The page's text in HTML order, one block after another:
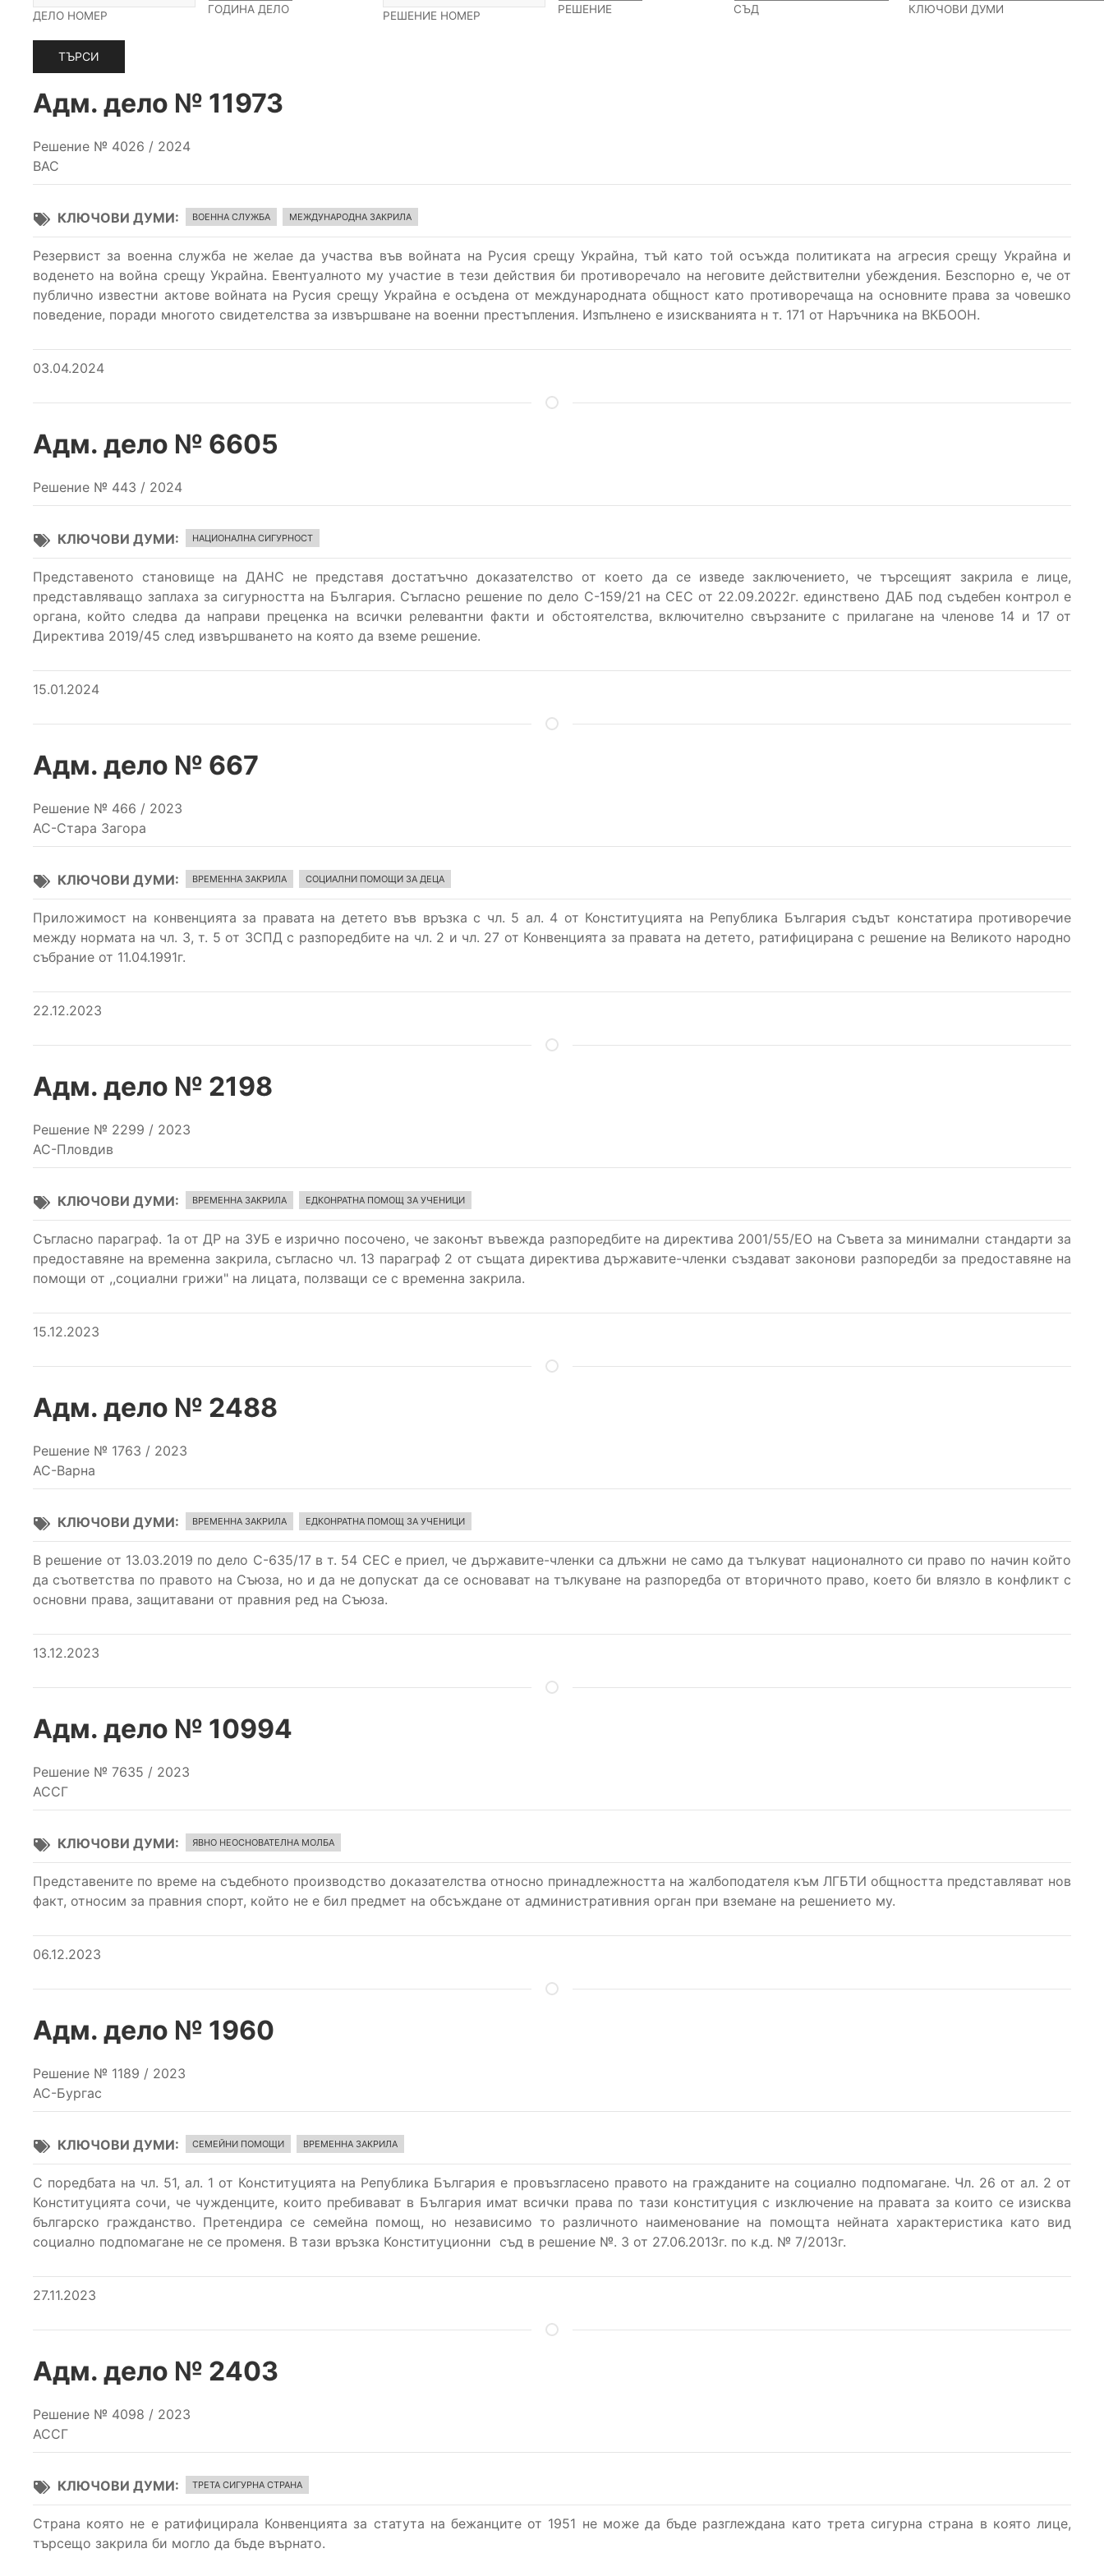
ДЕЛО НОМЕР ГОДИНА ДЕЛО РЕШЕНИЕ НОМЕР РЕШЕНИЕ СЪД КЛЮЧОВИ ДУМИ
Адм. дело № 11973
Решение № 4026 / 2024
ВАС
КЛЮЧОВИ ДУМИ ВОЕННА СЛУЖБА МЕЖДУНАРОДНА ЗАКРИЛА
Резервист за военна служба не желае да участва във войната на Русия срещу Украйна, тъй като той осъжда политиката на агресия срещу Украйна и
воденето на война срещу Украйна. Евентуалното му участие в тези действия би противоречало на неговите действителни убеждения. Безспорно е, че от
публично известни актове войната на Русия срещу Украйна е осъдена от международната общност като противоречаща на основните права за човешко
поведение, поради многото свидетелства за извършване на военни престъпления. Изпълнено е изискванията н т. 171 от Наръчника на ВКБООН.
03.04.2024
Адм. дело № 6605
Решение № 443 / 2024
КЛЮЧОВИ ДУМИ НАЦИОНАЛНА СИГУРНОСТ
Представеното становище на ДАНС не представя достатъчно доказателство от което да се изведе заключението, че търсещият закрила е лице,
представляващо заплаха за сигурността на България. Съгласно решение по дело С-159/21 на СЕС от 22.09.2022г. единствено ДАБ под съдебен контрол е
органа, който следва да направи преценка на всички релевантни факти и обстоятелства, включително свързаните с прилагане на членове 14 и 17 от
Директива 2019/45 след извършването на която да вземе решение.
15.01.2024
Адм. дело № 667
Решение № 466 / 2023
АС-Стара Загора
КЛЮЧОВИ ДУМИ ВРЕМЕННА ЗАКРИЛА СОЦИАЛНИ ПОМОЩИ ЗА ДЕЦА
Приложимост на конвенцията за правата на детето във връзка с чл. 5 ал. 4 от Конституцията на Република България съдът констатира противоречие
между нормата на чл. 3, т. 5 от ЗСПД с разпоредбите на чл. 2 и чл. 27 от Конвенцията за правата на детето, ратифицирана с решение на Великото народно
събрание от 11.04.1991г.
22.12.2023
Адм. дело № 2198
Решение № 2299 / 2023
АС-Пловдив
КЛЮЧОВИ ДУМИ ВРЕМЕННА ЗАКРИЛА ЕДКОНРАТНА ПОМОЩ ЗА УЧЕНИЦИ
Съгласно параграф. 1а от ДР на ЗУБ е изрично посочено, че законът въвежда разпоредбите на директива 2001/55/ЕО на Съвета за минимални стандарти за
предоставяне на временна закрила, съгласно чл. 13 параграф 2 от същата директива държавите-членки създават законови разпоредби за предоставяне на
помощи от ,,социални грижи" на лицата, ползващи се с временна закрила.
15.12.2023
Адм. дело № 2488
Решение № 1763 / 2023
АС-Варна
КЛЮЧОВИ ДУМИ ВРЕМЕННА ЗАКРИЛА ЕДКОНРАТНА ПОМОЩ ЗА УЧЕНИЦИ
В решение от 13.03.2019 по дело С-635/17 в т. 54 СЕС е приел, че държавите-членки са длъжни не само да тълкуват националното си право по начин който
да съответства по правото на Съюза, но и да не допускат да се основават на тълкуване на разпоредба от вторичното право, което би влязло в конфликт с
основни права, защитавани от правния ред на Съюза.
13.12.2023
Адм. дело № 10994
Решение № 7635 / 2023
АССГ
КЛЮЧОВИ ДУМИ ЯВНО НЕОСНОВАТЕЛНА МОЛБА
Представените по време на съдебното производство доказателства относно принадлежността на жалбоподателя към ЛГБТИ общността представляват нов
факт, относим за правния спорт, който не е бил предмет на обсъждане от административния орган при вземане на решението му.
06.12.2023
Адм. дело № 1960
Решение № 1189 / 2023
АС-Бургас
КЛЮЧОВИ ДУМИ СЕМЕЙНИ ПОМОЩИ ВРЕМЕННА ЗАКРИЛА
С поредбата на чл. 51, ал. 1 от Конституцията на Република България е провъзгласено правото на гражданите на социално подпомагане. Чл. 26 от ал. 2 от
Конституцията сочи, че чужденците, които пребивават в България имат всички права по тази конституция с изключение на правата за които се изисква
българско гражданство. Претендира се семейна помощ, но независимо то различното наименование на помощта нейната характеристика като вид
социално подпомагане не се променя. В тази връзка Конституционни съд в решение №. 3 от 27.06.2013г. по к.д. № 7/2013г.
27.11.2023
Адм. дело № 2403
Решение № 4098 / 2023
АССГ
КЛЮЧОВИ ДУМИ ТРЕТА СИГУРНА СТРАНА
Страна която не е ратифицирала Конвенцията за статута на бежанците от 1951 не може да бъде разглеждана като трета сигурна страна в която лице,
търсещо закрила би могло да бъде върнато.